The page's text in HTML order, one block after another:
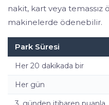
nakit, kart veya
makinelerde ödenebilir.
Park Süresi
Her 20 dakikada bir
Her gün